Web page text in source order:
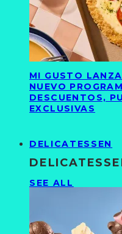
MI GUSTO
NUEVO
DESCUENTOS,
EXCLUSIVAS
DELICATESSEN
SEE ALL